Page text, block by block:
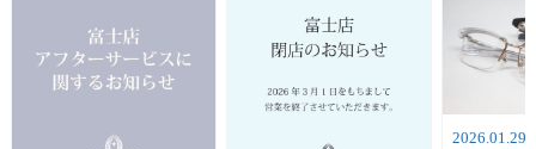
2026.01.29